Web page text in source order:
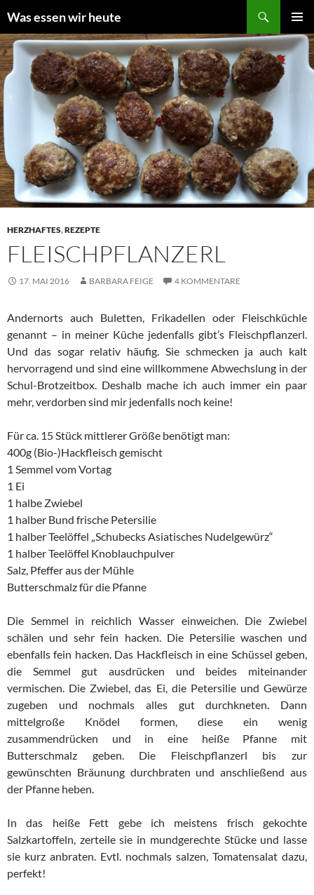
Inhalt
springen
Was essen wir heute
MENÜ
HERZHAFTES,REZEPTE
FLEISCHPFLANZERL
17. MAI 2016 BARBARA FEIGE 4 KOMMENTARE
Andernorts auch Buletten, Frikadellen oder Fleischküchle
genannt – in meiner Küche jedenfalls gibt’s Fleischpflanzerl.
Und das sogar relativ häufig. Sie schmecken ja auch kalt
hervorragend und sind eine willkommene Abwechslung in der
Schul-Brotzeitbox. Deshalb mache ich auch immer ein paar
mehr, verdorben sind mir jedenfalls noch keine!
Für ca. 15 Stück mittlerer Größe benötigt man:
400g (Bio-)Hackfleisch gemischt
1 Semmel vom Vortag
1 Ei
1 halbe Zwiebel
1 halber Bund frische Petersilie
1 halber Teelöffel „Schubecks Asiatisches Nudelgewürz“
1 halber Teelöffel Knoblauchpulver
Salz, Pfeffer aus der Mühle
Butterschmalz für die Pfanne
Die Semmel in reichlich Wasser einweichen. Die Zwiebel
schälen und sehr fein hacken. Die Petersilie waschen und
ebenfalls fein hacken. Das Hackfleisch in eine Schüssel geben,
die Semmel gut ausdrücken und beides miteinander
vermischen. Die Zwiebel, das Ei, die Petersilie und Gewürze
zugeben und nochmals alles gut durchkneten. Dann
mittelgroße Knödel formen, diese ein wenig
zusammendrücken und in eine heiße Pfanne mit
Butterschmalz geben. Die Fleischpflanzerl bis zur
gewünschten Bräunung durchbraten und anschließend aus
der Pfanne heben.
In das heiße Fett gebe ich meistens frisch gekochte
Salzkartoffeln, zerteile sie in mundgerechte Stücke und lasse
sie kurz anbraten. Evtl. nochmals salzen, Tomatensalat dazu,
perfekt!